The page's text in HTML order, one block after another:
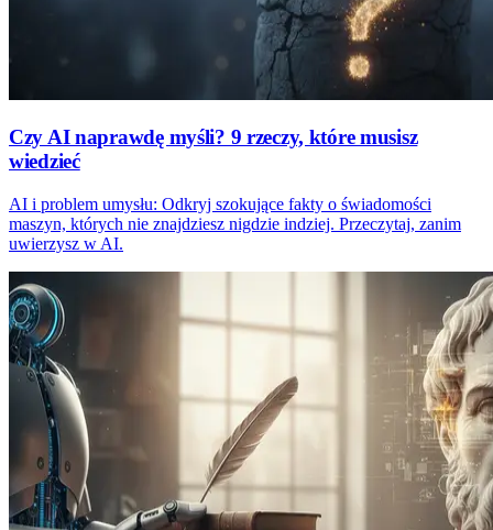
Czy AI naprawdę myśli? 9 rzeczy, które musisz
wiedzieć
AI i problem umysłu: Odkryj szokujące fakty o świadomości
maszyn, których nie znajdziesz nigdzie indziej. Przeczytaj, zanim
uwierzysz w AI.